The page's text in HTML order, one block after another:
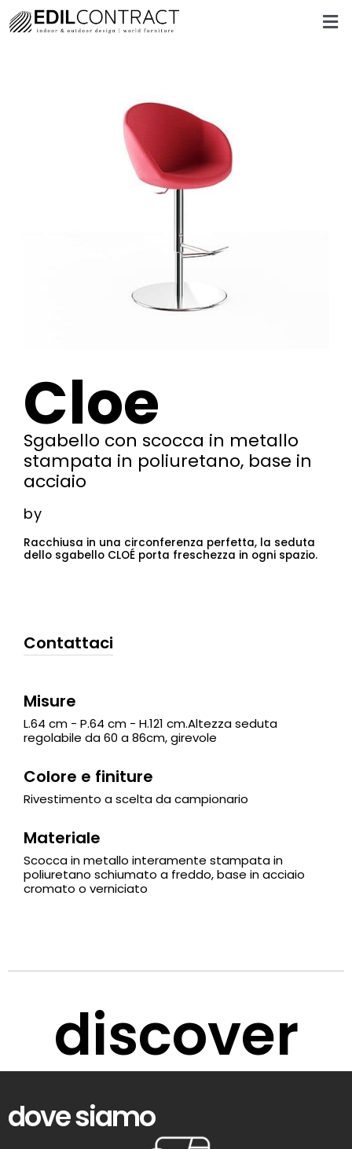
Cloe
Sgabello con scocca in metallo
stampata in poliuretano, base in
acciaio
by
Racchiusa in una circonferenza perfetta, la seduta
dello sgabello CLOÉ porta freschezza in ogni spazio.
Contattaci
Misure
L.64 cm - P.64 cm - H.121 cm.Altezza seduta
regolabile da 60 a 86cm, girevole
Colore e finiture
Rivestimento a scelta da campionario
Materiale
Scocca in metallo interamente stampata in
poliuretano schiumato a freddo, base in acciaio
cromato o verniciato
discover
dove siamo